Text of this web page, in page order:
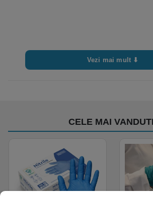
Vezi mai mult ⬇
CELE MAI